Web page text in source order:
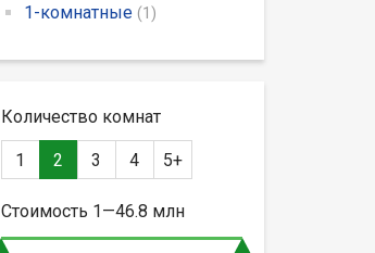
1-комнатные (1)
Количество комнат
1 2 3 4 5+
Стоимость 1—46.8 млн